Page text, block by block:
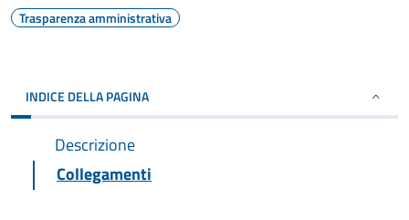
Trasparenza amministrativa
INDICE DELLA PAGINA
Descrizione
Collegamenti